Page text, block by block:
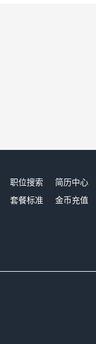
职位搜索 简历中心
套餐标准
金币充值